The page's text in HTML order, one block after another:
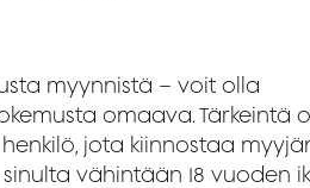
myynnistä – voit olla
omaava. Tärkeintä
jota kiinnostaa
vähintään 18 vuoden